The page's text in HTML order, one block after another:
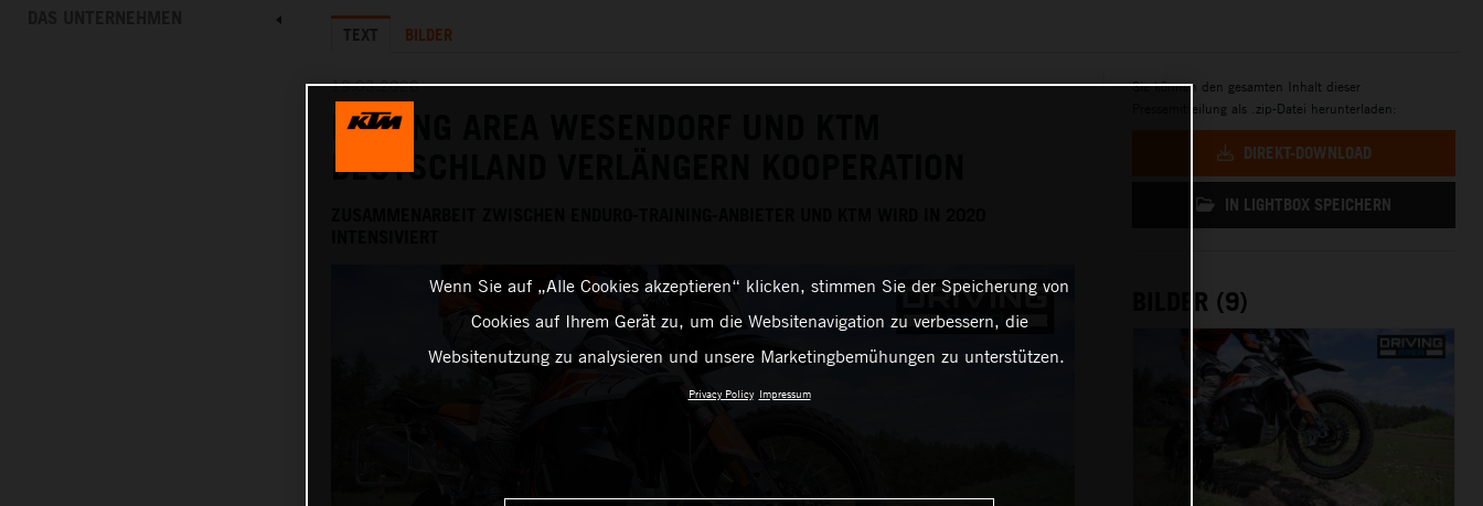
TEXT BILDER
19.03.2020
DRIVING AREA WESENDORF UND KTM
DEUTSCHLAND VERLÄNGERN KOOPERATION
Sie können den gesamten Inhalt dieser
Pressemitteilung als .zip-Datei herunterladen:
DIREKT-DOWNLOAD
IN LIGHTBOX SPEICHERN
BILDER (9)
Wenn Sie auf „Alle Cookies akzeptieren“ klicken, stimmen Sie der Speicherung von
Cookies auf Ihrem Gerät zu, um die Websitenavigation zu verbessern, die
Websitenutzung zu analysieren und unsere Marketingbemühungen zu unterstützen.
Privacy Policy Impressum